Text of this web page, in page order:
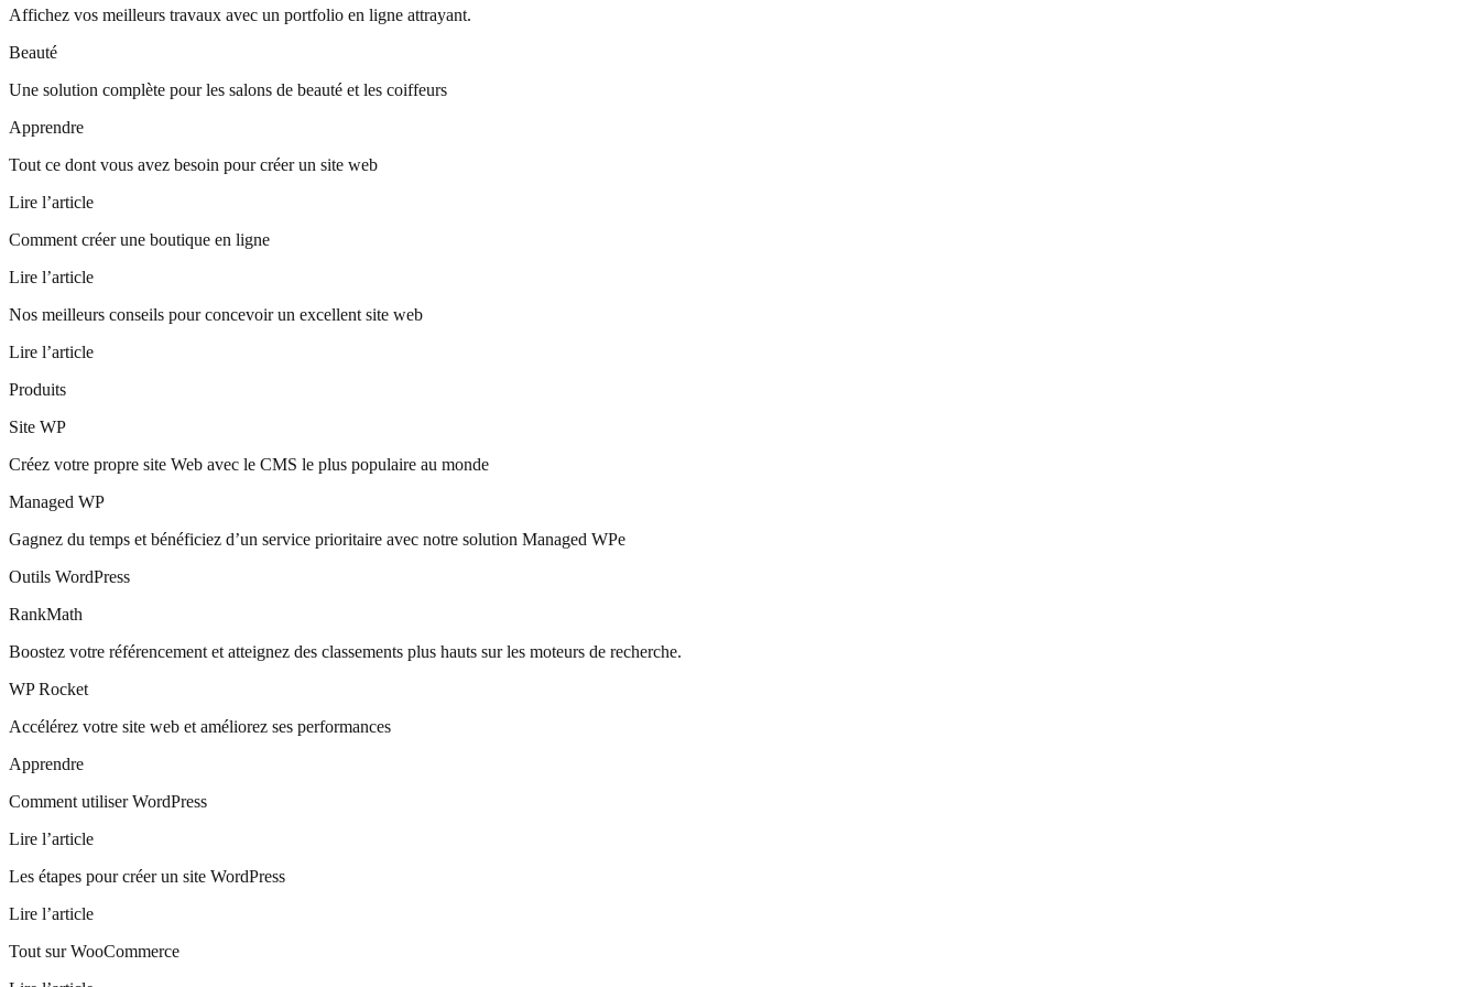
Affichez vos meilleurs travaux avec un portfolio en ligne attrayant.
Beauté
Une solution complète pour les salons de beauté et les coiffeurs
Apprendre
Tout ce dont vous avez besoin pour créer un site web
Lire l’article
Comment créer une boutique en ligne
Lire l’article
Nos meilleurs conseils pour concevoir un excellent site web
Lire l’article
Produits
Site WP
Créez votre propre site Web avec le CMS le plus populaire au monde
Managed WP
Gagnez du temps et bénéficiez d’un service prioritaire avec notre solution Managed WPe
Outils WordPress
RankMath
Boostez votre référencement et atteignez des classements plus hauts sur les moteurs de recherche.
WP Rocket
Accélérez votre site web et améliorez ses performances
Apprendre
Comment utiliser WordPress
Lire l’article
Les étapes pour créer un site WordPress
Lire l’article
Tout sur WooCommerce